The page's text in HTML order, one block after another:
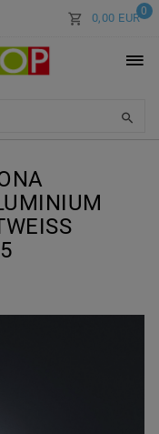
0
0,00 EUR
2